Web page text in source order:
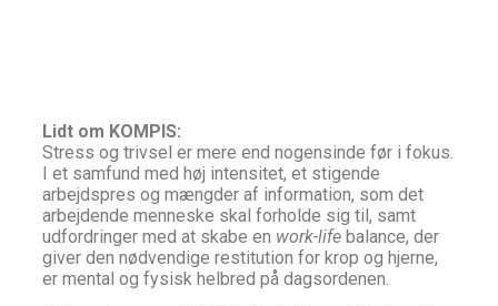
Lidt om KOMPIS:
Stress og trivsel er mere end nogensinde før i fokus.
I et samfund med høj intensitet, et stigende
arbejdspres og mængder af information, som det
arbejdende menneske skal forholde sig til, samt
udfordringer med at skabe en work-life balance, der
giver den nødvendige restitution for krop og hjerne,
er mental og fysisk helbred på dagsordenen.